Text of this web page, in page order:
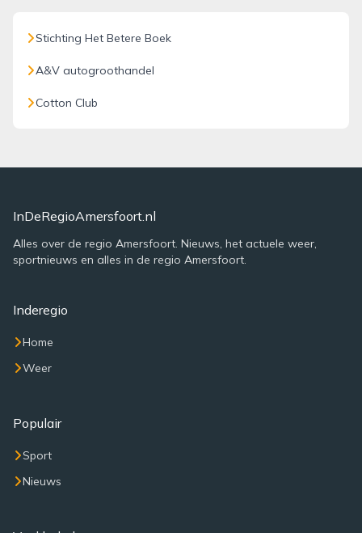
Stichting Het Betere Boek
A&V autogroothandel
Cotton Club
InDeRegioAmersfoort.nl
Alles over de regio Amersfoort. Nieuws, het actuele weer,
sportnieuws en alles in de regio Amersfoort.
Inderegio
Home
Weer
Populair
Sport
Nieuws